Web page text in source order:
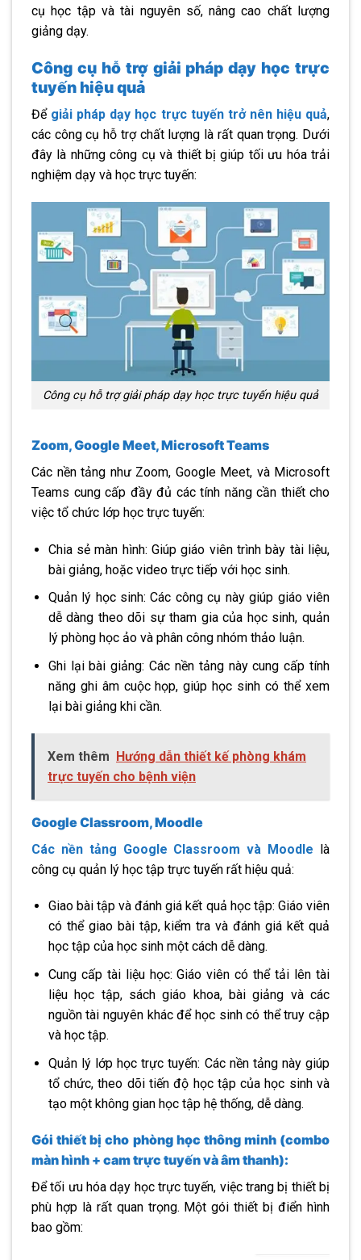
cụ học tập và tài nguyên số, nâng cao chất lượng
giảng dạy.
Công cụ hỗ trợ giải pháp dạy học trực
tuyến hiệu quả
Để giải pháp dạy học trực tuyến trở nên hiệu quả,
các công cụ hỗ trợ chất lượng là rất quan trọng. Dưới
đây là những công cụ và thiết bị giúp tối ưu hóa trải
nghiệm dạy và học trực tuyến:
Công cụ hỗ trợ giải pháp dạy học trực tuyến hiệu quả
Zoom, Google Meet, Microsoft Teams
Các nền tảng như Zoom, Google Meet, và Microsoft
Teams cung cấp đầy đủ các tính năng cần thiết cho
việc tổ chức lớp học trực tuyến:
Chia sẻ màn hình: Giúp giáo viên trình bày tài liệu,
bài giảng, hoặc video trực tiếp với học sinh.
Quản lý học sinh: Các công cụ này giúp giáo viên
dễ dàng theo dõi sự tham gia của học sinh, quản
lý phòng học ảo và phân công nhóm thảo luận.
Ghi lại bài giảng: Các nền tảng này cung cấp tính
năng ghi âm cuộc họp, giúp học sinh có thể xem
lại bài giảng khi cần.
Xem thêm Hướng dẫn thiết kế phòng khám
trực tuyến cho bệnh viện
Google Classroom, Moodle
Các nền tảng Google Classroom và Moodle là
công cụ quản lý học tập trực tuyến rất hiệu quả:
Giao bài tập và đánh giá kết quả học tập: Giáo viên
có thể giao bài tập, kiểm tra và đánh giá kết quả
học tập của học sinh một cách dễ dàng.
Cung cấp tài liệu học: Giáo viên có thể tải lên tài
liệu học tập, sách giáo khoa, bài giảng và các
nguồn tài nguyên khác để học sinh có thể truy cập
và học tập.
Quản lý lớp học trực tuyến: Các nền tảng này giúp
tổ chức, theo dõi tiến độ học tập của học sinh và
tạo một không gian học tập hệ thống, dễ dàng.
Gói thiết bị cho phòng học thông minh (combo
màn hình + cam trực tuyến và âm thanh):
Để tối ưu hóa dạy học trực tuyến, việc trang bị thiết bị
phù hợp là rất quan trọng. Một gói thiết bị điển hình
bao gồm: